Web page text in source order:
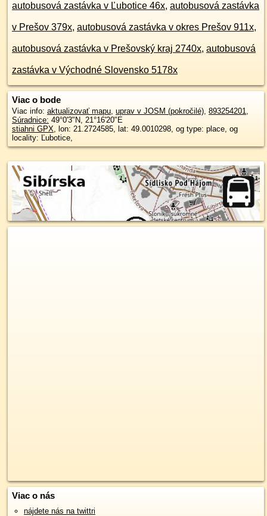
autobusová zastávka v Ľubotice 46x, autobusová zastávka
v Prešov 379x, autobusová zastávka v okres Prešov 911x,
autobusová zastávka v Prešovský kraj 2740x, autobusová
zastávka v Východné Slovensko 5178x
Viac o bode
Viac info: aktualizovať mapu, uprav v JOSM (pokročilé), 893254201,
Súradnice: 49°0'3"N, 21°16'20"E
stiahni GPX, lon: 21.2724585, lat: 49.0010298, og type: place, og
locality: Ľubotice,
Viac o nás
nájdete nás na twittri